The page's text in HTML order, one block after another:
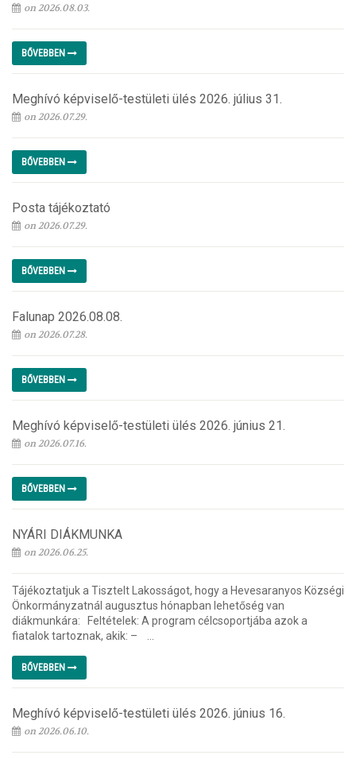
on 2026.08.03.
BŐVEBBEN
Meghívó képviselő-testületi ülés 2026. július 31.
on 2026.07.29.
BŐVEBBEN
Posta tájékoztató
on 2026.07.29.
BŐVEBBEN
Falunap 2026.08.08.
on 2026.07.28.
BŐVEBBEN
Meghívó képviselő-testületi ülés 2026. június 21.
on 2026.07.16.
BŐVEBBEN
NYÁRI DIÁKMUNKA
on 2026.06.25.
Tájékoztatjuk a Tisztelt Lakosságot, hogy a Hevesaranyos Községi
Önkormányzatnál augusztus hónapban lehetőség van
diákmunkára: Feltételek: A program célcsoportjába azok a
fiatalok tartoznak, akik: – ...
BŐVEBBEN
Meghívó képviselő-testületi ülés 2026. június 16.
on 2026.06.10.